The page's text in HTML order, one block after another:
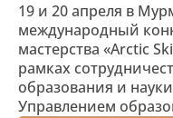
19 и 20 апреля в
международный
мастерства «Arctic
рамках
образования и
Управлением